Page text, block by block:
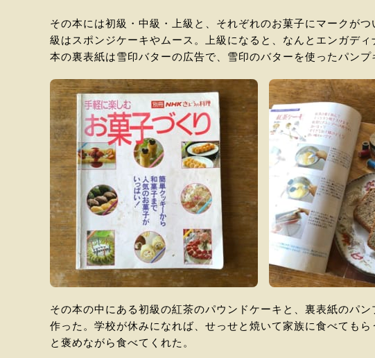
その本には初級・中級・上級と、それぞれのお菓子にマークが
級はスポンジケーキやムース。上級になると、なんとエンガディ
本の裏表紙は雪印バターの広告で、雪印のバターを使ったパンプ
その本の中にある初級の紅茶のパウンドケーキと、裏表紙のパ
作った。学校が休みになれば、せっせと焼いて家族に食べても
と褒めながら食べてくれた。